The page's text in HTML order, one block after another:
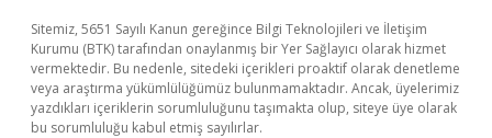
Sitemiz, 5651 Sayılı Kanun gereğince Bilgi Teknolojileri ve İletişim
Kurumu (BTK) tarafından onaylanmış bir Yer Sağlayıcı olarak hizmet
vermektedir. Bu nedenle, sitedeki içerikleri proaktif olarak denetleme
veya araştırma yükümlülüğümüz bulunmamaktadır. Ancak, üyelerimiz
yazdıkları içeriklerin sorumluluğunu taşımakta olup, siteye üye olarak
bu sorumluluğu kabul etmiş sayılırlar.